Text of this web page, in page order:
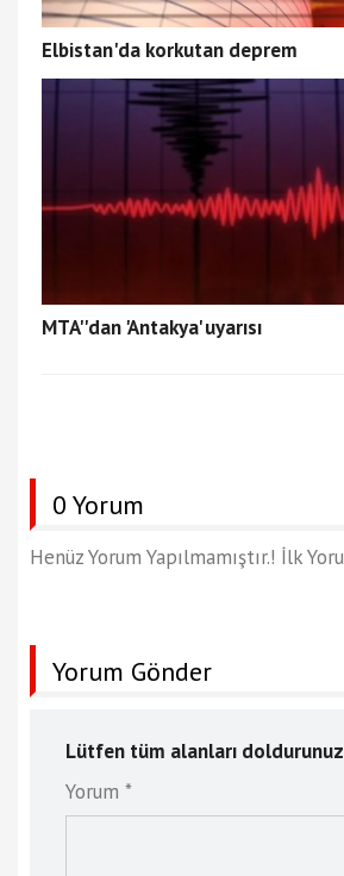
Elbistan'da korkutan deprem
MTA''dan 'Antakya' uyarısı
0 Yorum
Henüz Yorum Yapılmamıştır.! İlk
Yorum Gönder
Lütfen tüm alanları
Yorum *